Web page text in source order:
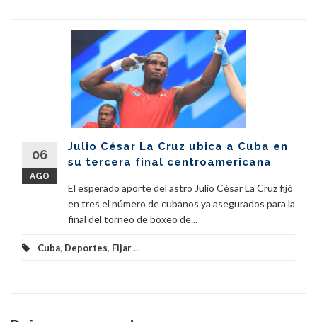
06
AGO
Julio César La Cruz ubica a Cuba en
su tercera final centroamericana
El esperado aporte del astro Julio César La Cruz fijó
en tres el número de cubanos ya asegurados para la
final del torneo de boxeo de...
Cuba, Deportes, Fijar...